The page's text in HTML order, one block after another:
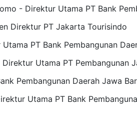
- Direktur Utama PT Bank
Direktur PT Jakarta Tourisindo
PT Bank Pembangunan
Utama PT Pembangunan
Pembangunan Daerah Jawa
Utama PT Bank